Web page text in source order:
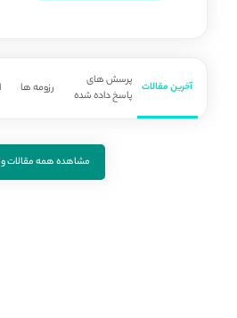
آخرین مقالات
پرسش های
پاسخ داده شده
رزومه ها
مشاهده همه مقالات